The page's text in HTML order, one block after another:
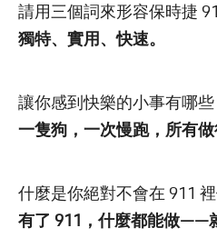
請用三個詞來形容保時捷
獨特、實用、快速。
讓你感到快樂的小事有哪些
一隻狗，一次慢跑，所有做
什麼是你絕對不會在 911
有了 911，什麼都能做——